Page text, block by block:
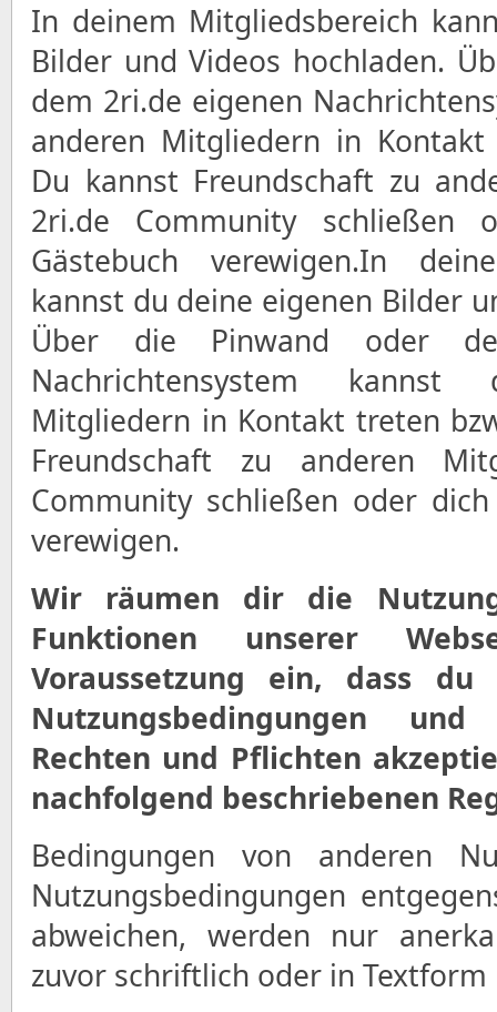
In deinem Mitgliedsbereich
Bilder und Videos hochladen.
dem 2ri.de eigenen
anderen Mitgliedern in
Du kannst Freundschaft zu
2ri.de Community
Gästebuch verewigen.In
kannst du deine eigenen Bilder
Über die Pinwand oder
Nachrichtensystem
Mitgliedern in Kontakt treten
Freundschaft zu anderen
Community schließen oder
verewigen.
Wir räumen dir die
Funktionen unserer
Voraussetzung ein, dass du
Nutzungsbedingungen
Rechten und Pflichten
nachfolgend beschriebenen
Bedingungen von anderen
Nutzungsbedingungen
abweichen, werden nur
zuvor schriftlich oder in